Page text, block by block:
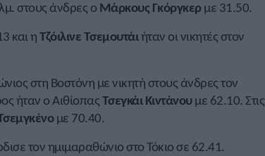
στους άνδρες ο Μάρκους Γκόργκερμε 31.50.
και ηΤζόιλινε Τσεμουτάιήταν οι νικητές στον
στη Βοστόνη με νικητή στους άνδρες τον
ήταν ο ΑιθίοπαςΤσεγκάι Κιντάνουμε 62.10. Στις
με 70.40.
τον ημιμαραθώνιο στο Τόκιο σε 62.41.